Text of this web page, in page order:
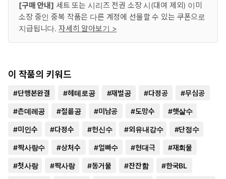
[구매 안내] 세트 또는 시리즈 전권 소장 시(대여 제외) 이미
소장 중인 중복 작품은 다른 계정에 선물할 수 있는 쿠폰으로
지급됩니다. 자세히 알아보기 >
이 작품의 키워드
#단행본완결 #헤테로공 #재벌공 #다정공 #무심공
#츤데레공 #절륜공 #미남공 #도망수 #햇살수
#미인수 #다정수 #헌신수 #외유내강수 #단정수
#짝사랑수 #상처수 #얼빠수 #현대극 #재회물
#첫사랑 #짝사랑 #동거물 #잔잔함 #한국BL